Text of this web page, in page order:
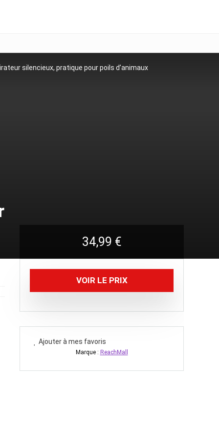
silencieux, pratique pour poils d’animaux
34,99 €
VOIR LE PRIX
Ajouter à mes favoris
Marque : ReachMall